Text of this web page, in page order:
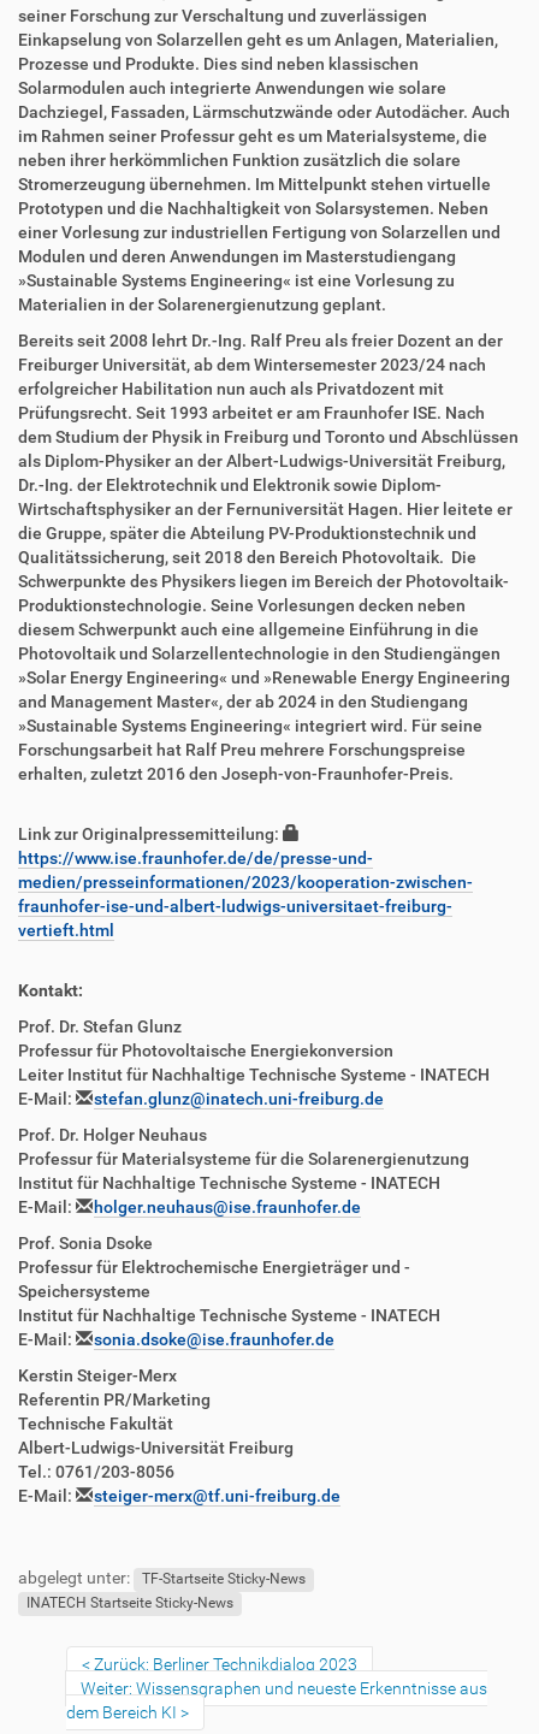
seiner Forschung zur Verschaltung und zuverlässigen
Einkapselung von Solarzellen geht es um Anlagen, Materialien,
Prozesse und Produkte. Dies sind neben klassischen
Solarmodulen auch integrierte Anwendungen wie solare
Dachziegel, Fassaden, Lärmschutzwände oder Autodächer. Auch
im Rahmen seiner Professur geht es um Materialsysteme, die
neben ihrer herkömmlichen Funktion zusätzlich die solare
Stromerzeugung übernehmen. Im Mittelpunkt stehen virtuelle
Prototypen und die Nachhaltigkeit von Solarsystemen. Neben
einer Vorlesung zur industriellen Fertigung von Solarzellen und
Modulen und deren Anwendungen im Masterstudiengang
»Sustainable Systems Engineering« ist eine Vorlesung zu
Materialien in der Solarenergienutzung geplant.
Bereits seit 2008 lehrt Dr.-Ing. Ralf Preu als freier Dozent an der
Freiburger Universität, ab dem Wintersemester 2023/24 nach
erfolgreicher Habilitation nun auch als Privatdozent mit
Prüfungsrecht. Seit 1993 arbeitet er am Fraunhofer ISE. Nach
dem Studium der Physik in Freiburg und Toronto und Abschlüssen
als Diplom-Physiker an der Albert-Ludwigs-Universität Freiburg,
Dr.-Ing. der Elektrotechnik und Elektronik sowie Diplom-
Wirtschaftsphysiker an der Fernuniversität Hagen. Hier leitete er
die Gruppe, später die Abteilung PV-Produktionstechnik und
Qualitätssicherung, seit 2018 den Bereich Photovoltaik. Die
Schwerpunkte des Physikers liegen im Bereich der Photovoltaik-
Produktionstechnologie. Seine Vorlesungen decken neben
diesem Schwerpunkt auch eine allgemeine Einführung in die
Photovoltaik und Solarzellentechnologie in den Studiengängen
»Solar Energy Engineering« und »Renewable Energy Engineering
and Management Master«, der ab 2024 in den Studiengang
»Sustainable Systems Engineering« integriert wird. Für seine
Forschungsarbeit hat Ralf Preu mehrere Forschungspreise
erhalten, zuletzt 2016 den Joseph-von-Fraunhofer-Preis.
Link zur Originalpressemitteilung:
https://www.ise.fraunhofer.de/de/presse-und-
medien/presseinformationen/2023/kooperation-zwischen-
fraunhofer-ise-und-albert-ludwigs-universitaet-freiburg-
vertieft.html
Kontakt:
Prof. Dr. Stefan Glunz
Professur für Photovoltaische Energiekonversion
Leiter Institut für Nachhaltige Technische Systeme - INATECH
E-Mail:
stefan.glunz@inatech.uni-freiburg.de
Prof. Dr. Holger Neuhaus
Professur für Materialsysteme für die Solarenergienutzung
Institut für Nachhaltige Technische Systeme - INATECH
E-Mail:
holger.neuhaus@ise.fraunhofer.de
Prof. Sonia Dsoke
Professur für Elektrochemische Energieträger und -
Speichersysteme
Institut für Nachhaltige Technische Systeme - INATECH
E-Mail:
sonia.dsoke@ise.fraunhofer.de
Kerstin Steiger-Merx
Referentin PR/Marketing
Technische Fakultät
Albert-Ludwigs-Universität Freiburg
Tel.: 0761/203-8056
E-Mail:
steiger-merx@tf.uni-freiburg.de
abgelegt unter:
TF-Startseite Sticky-News
INATECH Startseite Sticky-News
Zurück: Berliner Technikdialog 2023
Weiter: Wissensgraphen und neueste Erkenntnisse aus
dem Bereich KI